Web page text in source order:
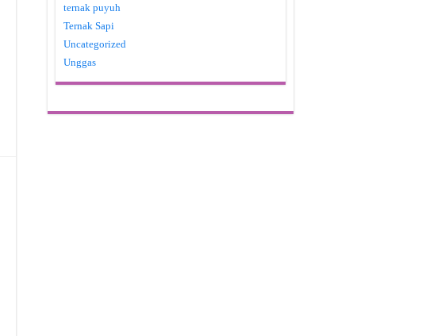
ternak puyuh
Ternak Sapi
Uncategorized
Unggas